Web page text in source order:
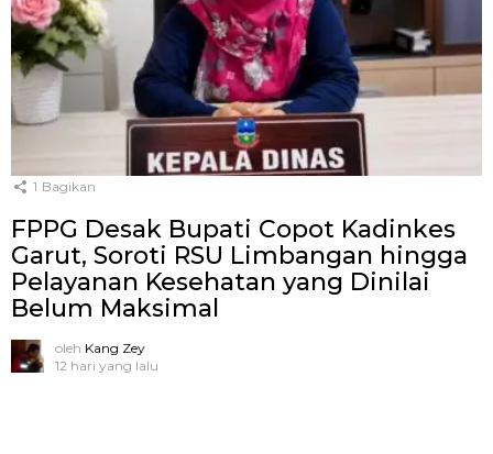
1 Bagikan
FPPG Desak Bupati Copot Kadinkes
Garut, Soroti RSU Limbangan hingga
Pelayanan Kesehatan yang Dinilai
Belum Maksimal
oleh Kang Zey
12 hari yang lalu